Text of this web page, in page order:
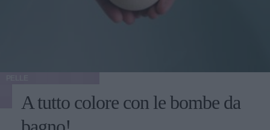
A tutto colore con le bombe da